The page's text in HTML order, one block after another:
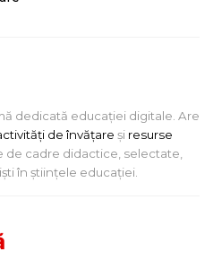
dedicată educației digitale. Are
de învățare și resurse
de cadre didactice, selectate,
în științele educației.